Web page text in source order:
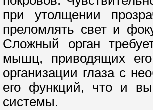
при утолщении
преломлять свет и
Сложный орган
мышц, приводящих
организации глаза с
его функций, что и
системы.